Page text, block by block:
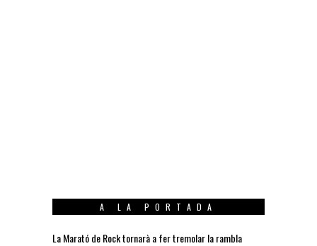
A LA PORTADA
La Marató de Rock tornarà a fer tremolar la rambla